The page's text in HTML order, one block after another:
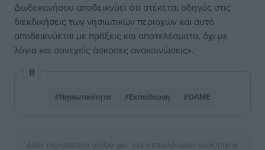
Δωδεκανήσου αποδεικνύει ότι στέκεται οδηγός στις
διεκδικήσεις των νησιωτικών περιοχών και αυτό
αποδεικνύεται με πράξεις και αποτελέσματα, όχι με
λόγια και συνεχείς άσκοπες ανακοινώσεις».
#Νησιωτικότητα #Εκπαίδευση #ΟΛΜΕ
Δείτε περισσότερα άρθρα μας στα αποτελέσματα αναζήτησης